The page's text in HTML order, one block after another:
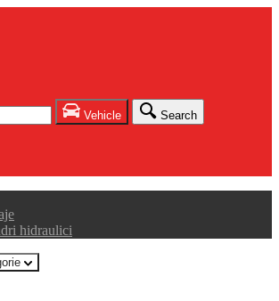
Vehicle Search
hidraulici